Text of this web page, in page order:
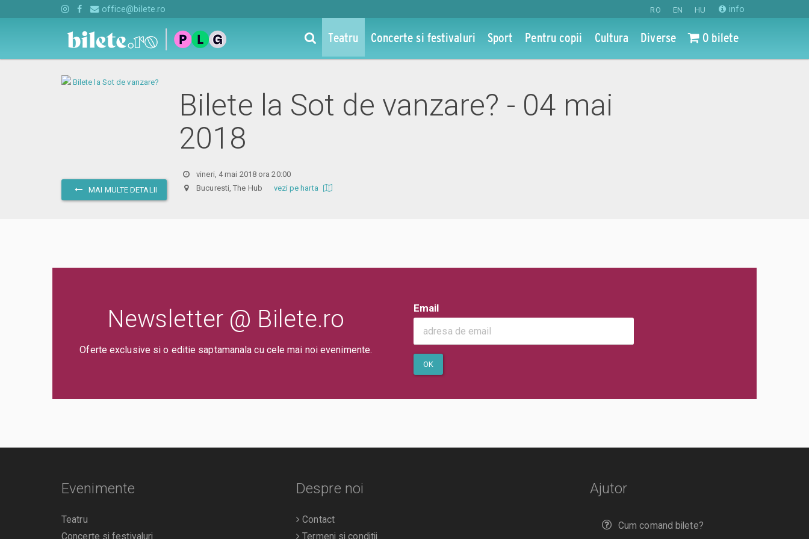
RO EN HU info
office@bilete.ro
Teatru Concerte si festivaluri Sport Pentru copii Cultura Diverse 0 bilete
MAI MULTE DETALII
Bilete la Sot de vanzare? - 04 mai
2018
vineri, 4 mai 2018 ora 20:00
Bucuresti, The Hub vezi pe harta
Newsletter @ Bilete.ro
Oferte exclusive si o editie saptamanala cu cele mai noi evenimente.
Email
OK
Ajutor
Cum comand bilete?
Evenimente
Teatru
Concerte si festivaluri
Despre noi
Contact
Termeni si conditii